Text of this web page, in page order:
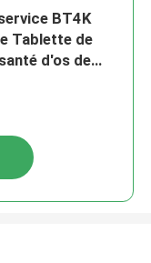
BT4K
Tablette de
d'os de